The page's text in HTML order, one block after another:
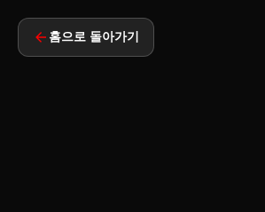
홈으로 돌아가기